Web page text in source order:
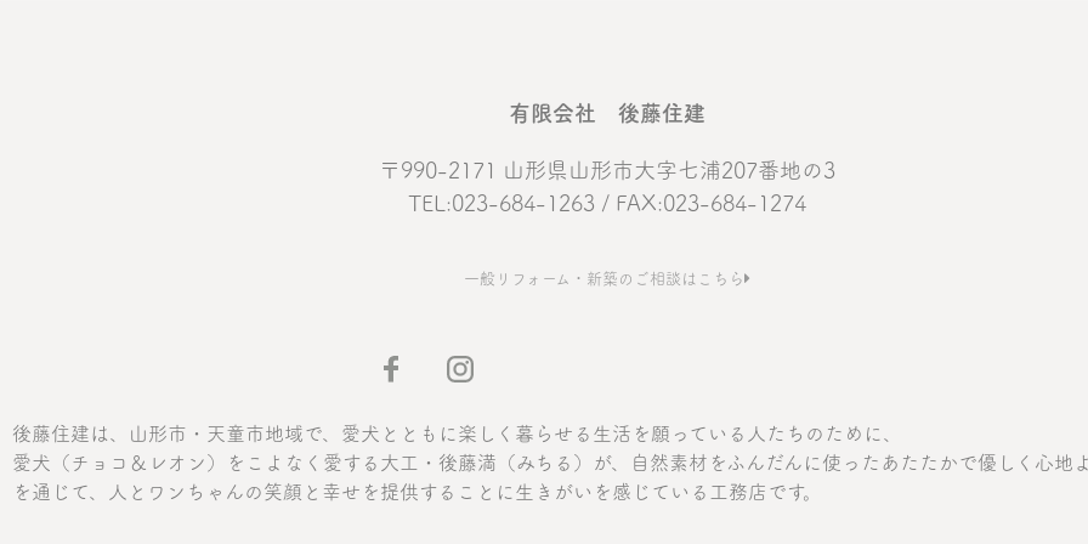
有限会社 後藤住建
〒990-2171 山形県山形市大字七浦207番地の3
TEL:023-684-1263 / FAX:023-684-1274
一般リフォーム・新築のご相談はこちら
後藤住建は、山形市・天童市地域で、愛犬とともに楽しく暮らせる生活を願っている人たちのために、
愛犬（チョコ＆レオン）をこよなく愛する大工・後藤満（みちる）が、自然素材をふんだんに使ったあたたかで優しく心地
を通じて、人とワンちゃんの笑顔と幸せを提供することに生きがいを感じている工務店です。